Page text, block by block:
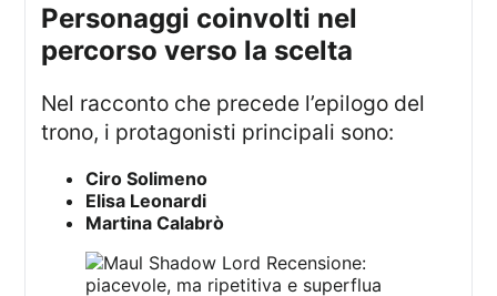
personaggi coinvolti nel
percorso verso la scelta
Nel racconto che precede l’epilogo del
trono, i protagonisti principali sono:
Ciro Solimeno
Elisa Leonardi
Martina Calabrò